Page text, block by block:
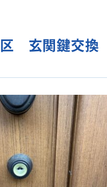
玄関鍵交換